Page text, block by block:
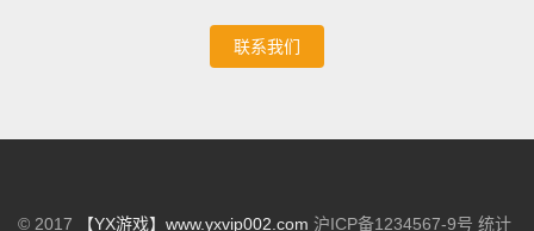
联系我们
© 2017 【YX游戏】www.yxvip002.com 沪ICP备1234567-9号 统计